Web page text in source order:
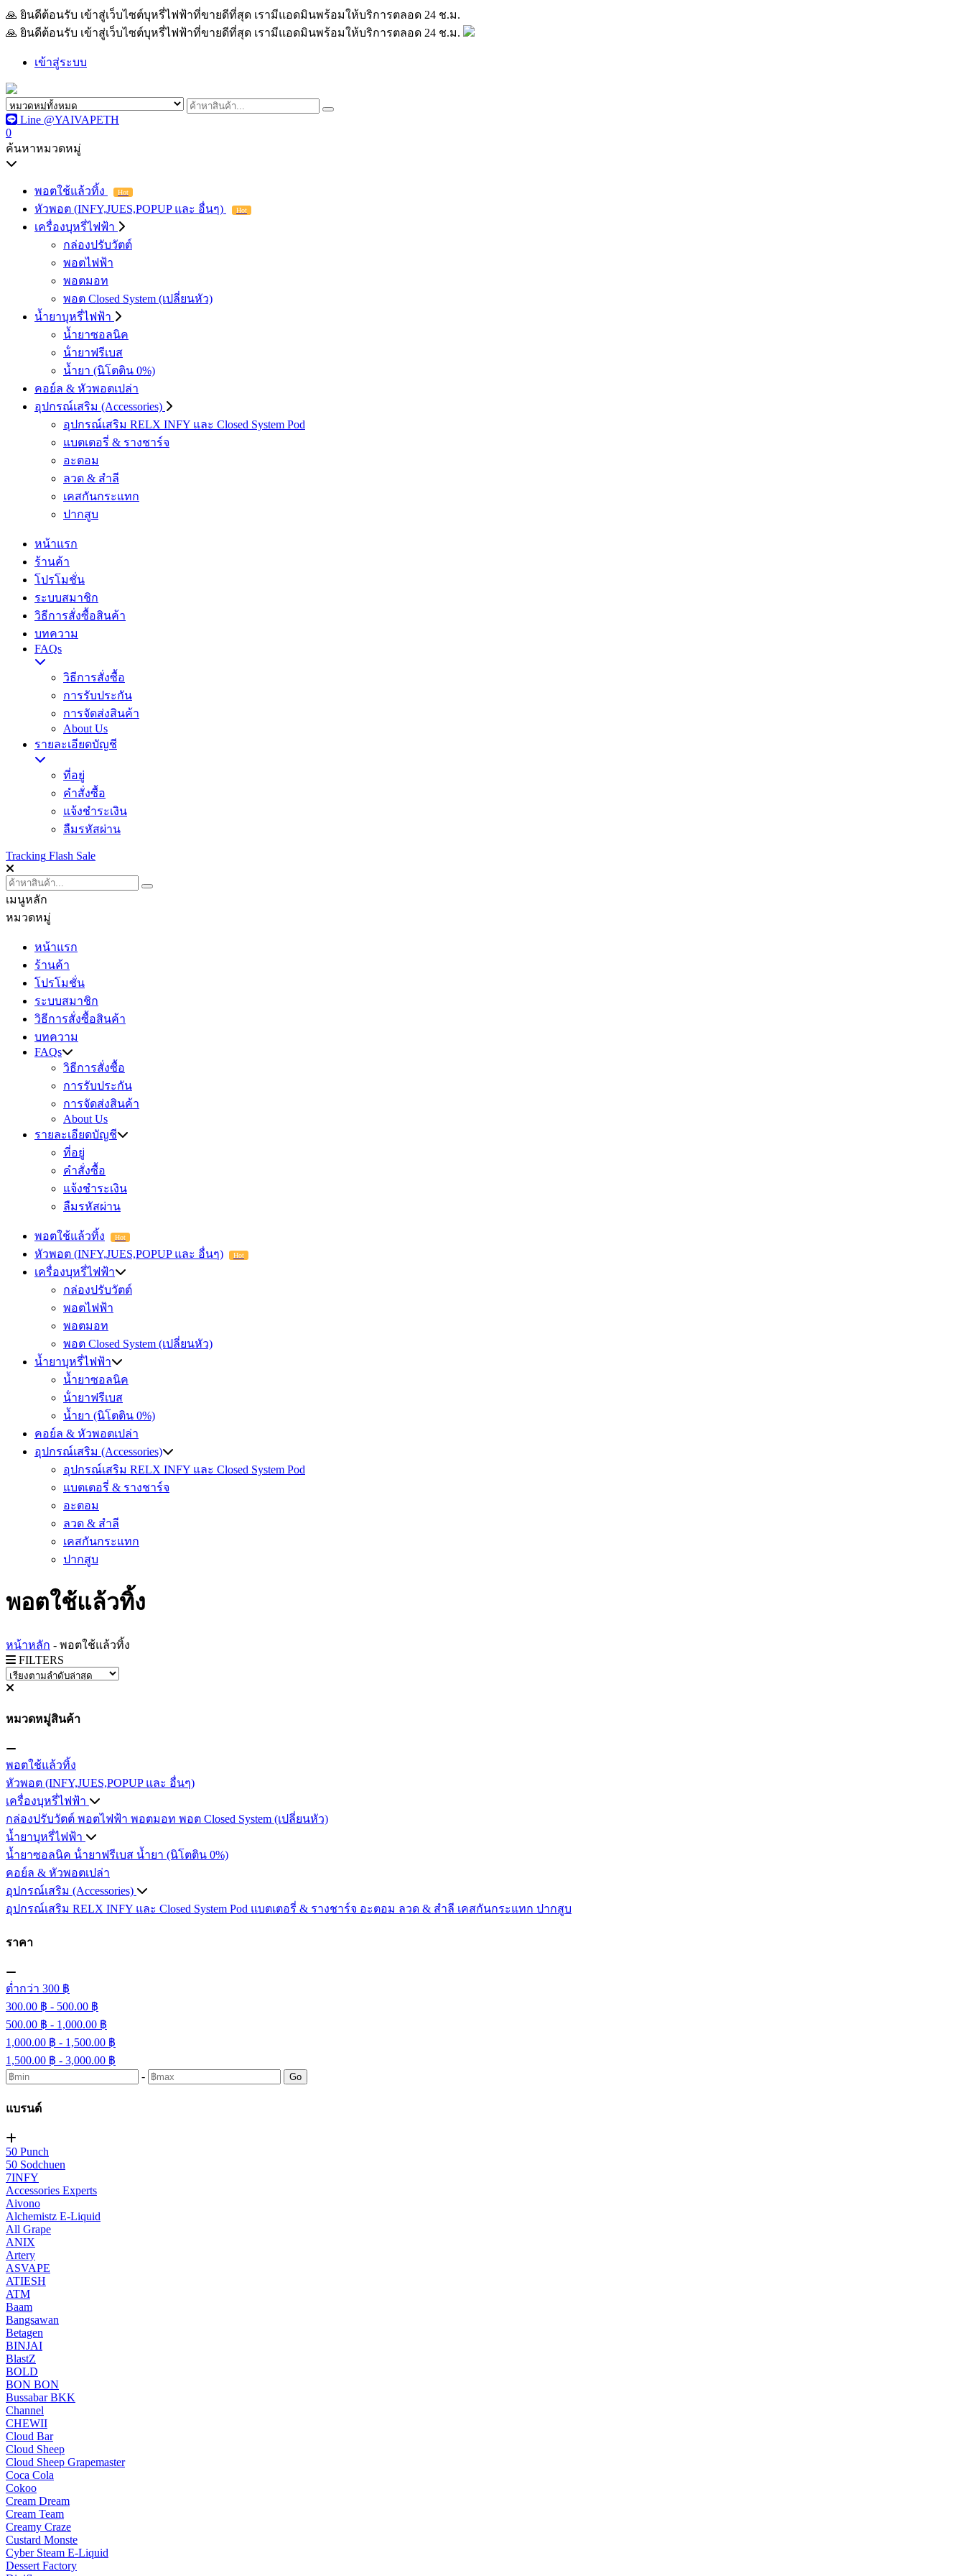
🙏 ยินดีต้อนรับ เข้าสู่เว็บไซต์บุหรี่ไฟฟ้าที่ขายดีที่สุด เรามีแอดมินพร้อมให้บริการตลอด 24 ช.ม.
🙏 ยินดีต้อนรับ เข้าสู่เว็บไซต์บุหรี่ไฟฟ้าที่ขายดีที่สุด เรามีแอดมินพร้อมให้บริการตลอด 24 ช.ม.
เข้าสู่ระบบ
Line @YAIVAPETH
0
ค้นหาหมวดหมู่
พอตใช้แล้วทิ้ง Hot
หัวพอต (INFY,JUES,POPUP และ อื่นๆ) Hot
เครื่องบุหรี่ไฟฟ้า
กล่องปรับวัตต์
พอตไฟฟ้า
พอตมอท
พอต Closed System (เปลี่ยนหัว)
น้ำยาบุหรี่ไฟฟ้า
น้ำยาซอลนิค
น้ํายาฟรีเบส
น้ำยา (นิโตติน 0%)
คอย์ล & หัวพอตเปล่า
อุปกรณ์เสริม (Accessories)
อุปกรณ์เสริม RELX INFY และ Closed System Pod
แบตเตอรี่ & รางชาร์จ
อะตอม
ลวด ​& สำลี
เคสกันกระแทก
ปากสูบ
หน้าแรก
ร้านค้า
โปรโมชั่น
ระบบสมาชิก
วิธีการสั่งซื้อสินค้า
บทความ
FAQs
วิธีการสั่งซื้อ
การรับประกัน
การจัดส่งสินค้า
About Us
รายละเอียดบัญชี
ที่อยู่
คำสั่งซื้อ
แจ้งชำระเงิน
ลืมรหัสผ่าน
Tracking Flash Sale
เมนูหลัก
หมวดหมู่
หน้าแรก
ร้านค้า
โปรโมชั่น
ระบบสมาชิก
วิธีการสั่งซื้อสินค้า
บทความ
FAQs
วิธีการสั่งซื้อ
การรับประกัน
การจัดส่งสินค้า
About Us
รายละเอียดบัญชี
ที่อยู่
คำสั่งซื้อ
แจ้งชำระเงิน
ลืมรหัสผ่าน
พอตใช้แล้วทิ้ง Hot
หัวพอต (INFY,JUES,POPUP และ อื่นๆ) Hot
เครื่องบุหรี่ไฟฟ้า
กล่องปรับวัตต์
พอตไฟฟ้า
พอตมอท
พอต Closed System (เปลี่ยนหัว)
น้ำยาบุหรี่ไฟฟ้า
น้ำยาซอลนิค
น้ํายาฟรีเบส
น้ำยา (นิโตติน 0%)
คอย์ล & หัวพอตเปล่า
อุปกรณ์เสริม (Accessories)
อุปกรณ์เสริม RELX INFY และ Closed System Pod
แบตเตอรี่ & รางชาร์จ
อะตอม
ลวด ​& สำลี
เคสกันกระแทก
ปากสูบ
พอตใช้แล้วทิ้ง
หน้าหลัก - พอตใช้แล้วทิ้ง
FILTERS
หมวดหมู่สินค้า
พอตใช้แล้วทิ้ง
หัวพอต (INFY,JUES,POPUP และ อื่นๆ)
เครื่องบุหรี่ไฟฟ้า
กล่องปรับวัตต์ พอตไฟฟ้า พอตมอท พอต Closed System (เปลี่ยนหัว)
น้ำยาบุหรี่ไฟฟ้า
น้ำยาซอลนิค น้ํายาฟรีเบส น้ำยา (นิโตติน 0%)
คอย์ล & หัวพอตเปล่า
อุปกรณ์เสริม (Accessories)
อุปกรณ์เสริม RELX INFY และ Closed System Pod แบตเตอรี่ & รางชาร์จ อะตอม ลวด ​& สำลี เคสกันกระแทก ปากสูบ
ราคา
ต่ำกว่า 300 ฿
300.00 ฿ - 500.00 ฿
500.00 ฿ - 1,000.00 ฿
1,000.00 ฿ - 1,500.00 ฿
1,500.00 ฿ - 3,000.00 ฿
-
Go
แบรนด์
50 Punch
50 Sodchuen
7INFY
Accessories Experts
Aivono
Alchemistz E-Liquid
All Grape
ANIX
Artery
ASVAPE
ATIESH
ATM
Baam
Bangsawan
Betagen
BINJAI
BlastZ
BOLD
BON BON
Bussabar BKK
Channel
CHEWII
Cloud Bar
Cloud Sheep
Cloud Sheep Grapemaster
Coca Cola
Cokoo
Cream Dream
Cream Team
Creamy Craze
Custard Monste
Cyber Steam E-Liquid
Dessert Factory